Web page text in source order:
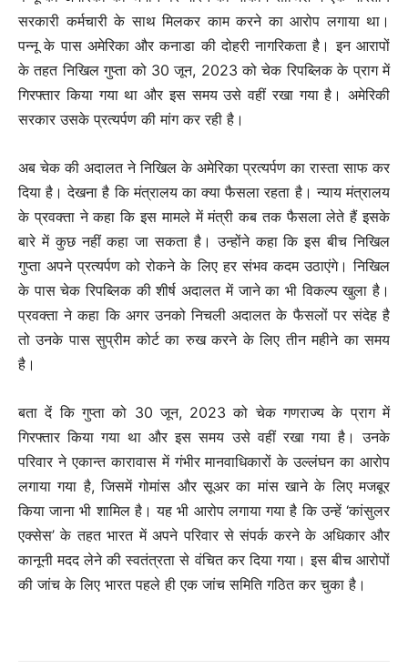
सरकारी कर्मचारी के साथ मिलकर काम करने का आरोप लगाया था।
पन्नू के पास अमेरिका और कनाडा की दोहरी नागरिकता है। इन आरापों
के तहत निखिल गुप्ता को 30 जून, 2023 को चेक रिपब्लिक के प्राग में
गिरफ्तार किया गया था और इस समय उसे वहीं रखा गया है। अमेरिकी
सरकार उसके प्रत्यर्पण की मांग कर रही है।
अब चेक की अदालत ने निखिल के अमेरिका प्रत्यर्पण का रास्ता साफ कर
दिया है। देखना है कि मंत्रालय का क्या फैसला रहता है। न्याय मंत्रालय
के प्रवक्ता ने कहा कि इस मामले में मंत्री कब तक फैसला लेते हैं इसके
बारे में कुछ नहीं कहा जा सकता है। उन्होंने कहा कि इस बीच निखिल
गुप्ता अपने प्रत्यर्पण को रोकने के लिए हर संभव कदम उठाएंगे। निखिल
के पास चेक रिपब्लिक की शीर्ष अदालत में जाने का भी विकल्प खुला है।
प्रवक्ता ने कहा कि अगर उनको निचली अदालत के फैसलों पर संदेह है
तो उनके पास सुप्रीम कोर्ट का रुख करने के लिए तीन महीने का समय
है।
बता दें कि गुप्ता को 30 जून, 2023 को चेक गणराज्य के प्राग में
गिरफ्तार किया गया था और इस समय उसे वहीं रखा गया है। उनके
परिवार ने एकान्त कारावास में गंभीर मानवाधिकारों के उल्लंघन का आरोप
लगाया गया है, जिसमें गोमांस और सूअर का मांस खाने के लिए मजबूर
किया जाना भी शामिल है। यह भी आरोप लगाया गया है कि उन्हें ‘कांसुलर
एक्सेस’ के तहत भारत में अपने परिवार से संपर्क करने के अधिकार और
कानूनी मदद लेने की स्वतंत्रता से वंचित कर दिया गया। इस बीच आरोपों
की जांच के लिए भारत पहले ही एक जांच समिति गठित कर चुका है।